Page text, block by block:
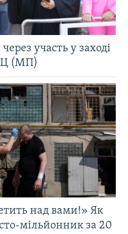
участь у заході
(МП)
над вами!» Як
мільйонник за 20